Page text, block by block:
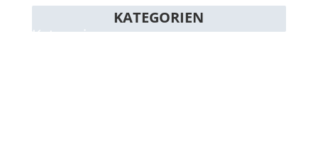
KATEGORIEN
Kategorien